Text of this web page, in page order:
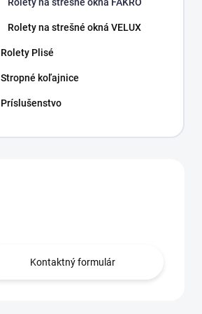
Rolety na strešné okná VELUX
Rolety Plisé
Stropné koľajnice
Príslušenstvo
Kontaktný formulár